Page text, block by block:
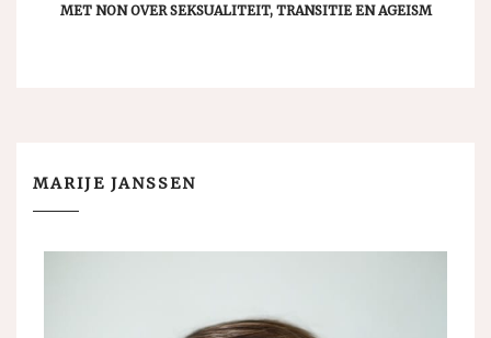
MET NON OVER SEKSUALITEIT, TRANSITIE EN AGEISM
MARIJE JANSSEN